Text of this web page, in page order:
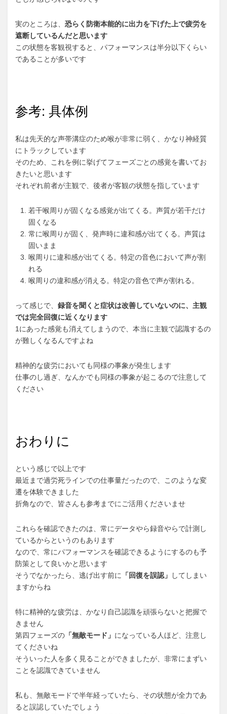
実のところは、 恐らく防衛本能的に出力を下げた上で疲労を
遮断しているんだと思います
この状態を客観視すると、パフォーマンスは半分以下くらい
であることが多いです
参考: 具体例
私は先天的な声帯溝症のため喉が非常に弱く、かなり神経質
にトラックしています
そのため、これを例に挙げてフェーズごとの感覚を書いてお
きたいと思います
それぞれ前者が主観で、後者が客観の状態を指しています
若干喉周りが固くなる感覚が出てくる。声質が若干だけ
固くなる
常に喉周りが固く、発声時に違和感が出てくる。声質は
固いまま
喉周りに違和感が出てくる。特定の音色において声が割
れる
喉周りの違和感が消える。特定の音色で声が割れる。
って感じで、 録音を聞くと症状は改善していないのに、主観
では完全回復に近くなります
1にあった感覚も消えてしまうので、本当に主観で認識するの
が難しくなるんですよね
精神的な疲労においても同様の事象が発生します
仕事のし過ぎ、なんかでも同様の事象が起こるので注意して
ください
おわりに
という感じで以上です
最近まで過労死ラインでの仕事量だったので、このような変
遷を体験できました
折角なので、皆さんも参考までにご活用くださいませ
これらを確認できたのは、常にデータやら録音やらで計測し
ているからというのもあります
なので、常にパフォーマンスを確認できるようにするのも予
防策として良いかと思います
そうでなかったら、逃げ出す前に
「回復を誤認」
してしまい
ますからね
特に精神的な疲労は、かなり自己認識を頑張らないと把握で
きません
第四フェーズの 「無敵モード」 になっている人ほど、注意し
てくださいね
そういった人を多く見ることができましたが、非常にまずい
ことを認識できていません
私も、無敵モードで半年経っていたら、その状態が全力であ
ると誤認していたでしょう